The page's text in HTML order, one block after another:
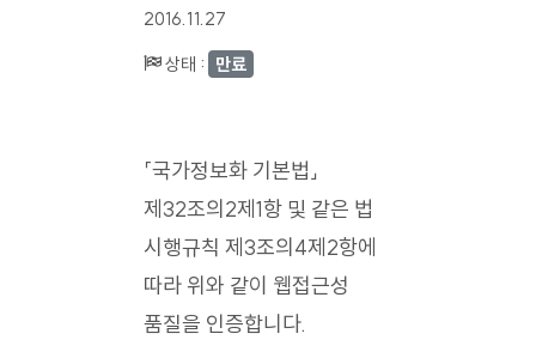
2016.11.27
상태 : 만료
「국가정보화 기본법」
제32조의2제1항 및 같은 법
시행규칙 제3조의4제2항에
따라 위와 같이 웹접근성
품질을 인증합니다.